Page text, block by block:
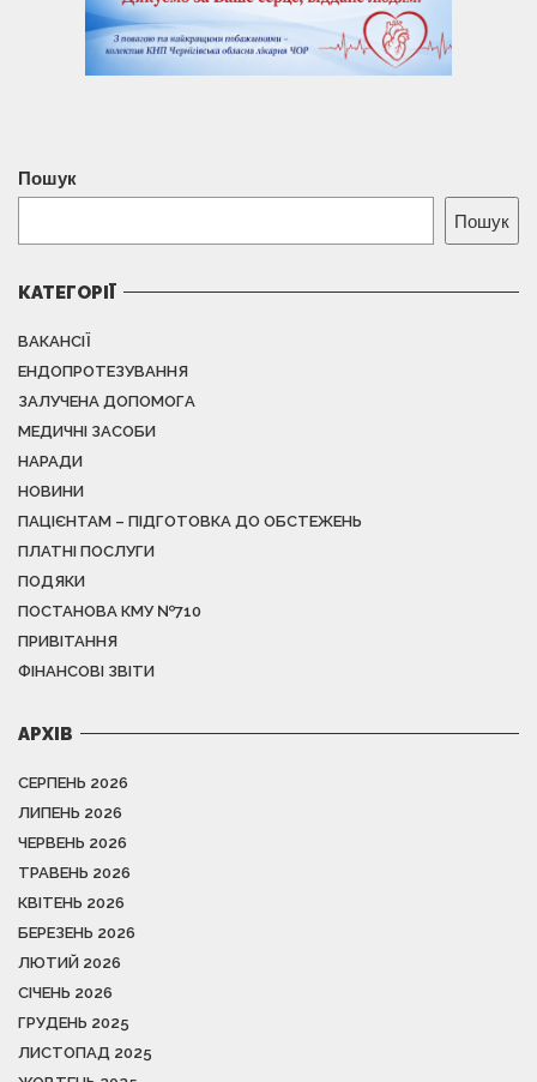
Пошук
Пошук
КАТЕГОРІЇ
ВАКАНСІЇ
ЕНДОПРОТЕЗУВАННЯ
ЗАЛУЧЕНА ДОПОМОГА
МЕДИЧНІ ЗАСОБИ
НАРАДИ
НОВИНИ
ПАЦІЄНТАМ – ПІДГОТОВКА ДО ОБСТЕЖЕНЬ
ПЛАТНІ ПОСЛУГИ
ПОДЯКИ
ПОСТАНОВА КМУ №710
ПРИВІТАННЯ
ФІНАНСОВІ ЗВІТИ
АРХІВ
СЕРПЕНЬ 2026
ЛИПЕНЬ 2026
ЧЕРВЕНЬ 2026
ТРАВЕНЬ 2026
КВІТЕНЬ 2026
БЕРЕЗЕНЬ 2026
ЛЮТИЙ 2026
СІЧЕНЬ 2026
ГРУДЕНЬ 2025
ЛИСТОПАД 2025